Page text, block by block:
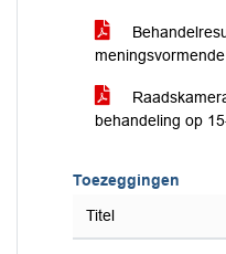
behandeling op
Toezeggingen
Titel